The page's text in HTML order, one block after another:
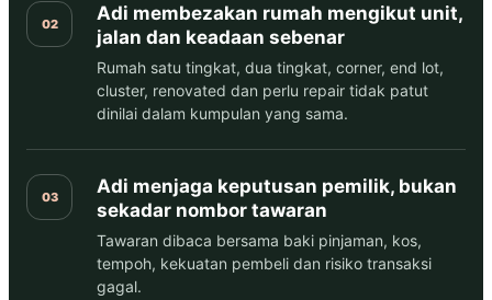
02
Adi membezakan rumah mengikut unit,
jalan dan keadaan sebenar
Rumah satu tingkat, dua tingkat, corner, end lot,
cluster, renovated dan perlu repair tidak patut
dinilai dalam kumpulan yang sama.
03
Adi menjaga keputusan pemilik, bukan
sekadar nombor tawaran
Tawaran dibaca bersama baki pinjaman, kos,
tempoh, kekuatan pembeli dan risiko transaksi
gagal.